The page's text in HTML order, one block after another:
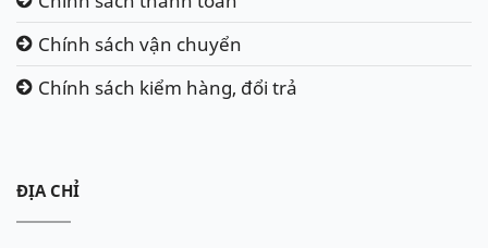
Chính sách vận chuyển
Chính sách kiểm hàng, đổi trả
ĐỊA CHỈ